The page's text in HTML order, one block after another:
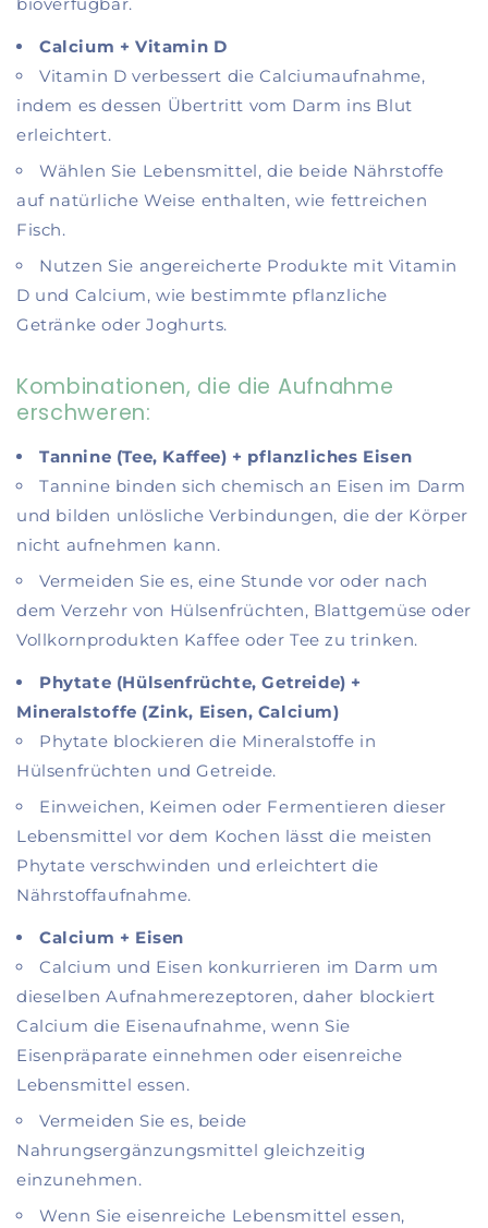
Calcium + Vitamin D
Vitamin D verbessert die Calciumaufnahme,
indem es dessen Übertritt vom Darm ins Blut
erleichtert.
Wählen Sie Lebensmittel, die beide Nährstoffe
auf natürliche Weise enthalten, wie fettreichen
Fisch.
Nutzen Sie angereicherte Produkte mit Vitamin
D und Calcium, wie bestimmte pflanzliche
Getränke oder Joghurts.
Kombinationen, die die Aufnahme
erschweren:
Tannine (Tee, Kaffee) + pflanzliches Eisen
Tannine binden sich chemisch an Eisen im Darm
und bilden unlösliche Verbindungen, die der Körper
nicht aufnehmen kann.
Vermeiden Sie es, eine Stunde vor oder nach
dem Verzehr von Hülsenfrüchten, Blattgemüse oder
Vollkornprodukten Kaffee oder Tee zu trinken.
Phytate (Hülsenfrüchte, Getreide) +
Mineralstoffe (Zink, Eisen, Calcium)
Phytate blockieren die Mineralstoffe in
Hülsenfrüchten und Getreide.
Einweichen, Keimen oder Fermentieren dieser
Lebensmittel vor dem Kochen lässt die meisten
Phytate verschwinden und erleichtert die
Nährstoffaufnahme.
Calcium + Eisen
Calcium und Eisen konkurrieren im Darm um
dieselben Aufnahmerezeptoren, daher blockiert
Calcium die Eisenaufnahme, wenn Sie
Eisenpräparate einnehmen oder eisenreiche
Lebensmittel essen.
Vermeiden Sie es, beide
Nahrungsergänzungsmittel gleichzeitig
einzunehmen.
Wenn Sie eisenreiche Lebensmittel essen,